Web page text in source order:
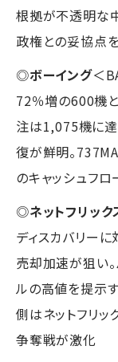
根拠が不透明な
政権との妥協点
◎ボーイング＜
72％増の600機
注は1,075機に達
復が鮮明。
のキャッシュフ
◎ネットフリック
ディスカバリー
売却加速が狙い
ルの高値を提示
側はネットフリッ
争奪戦が激化